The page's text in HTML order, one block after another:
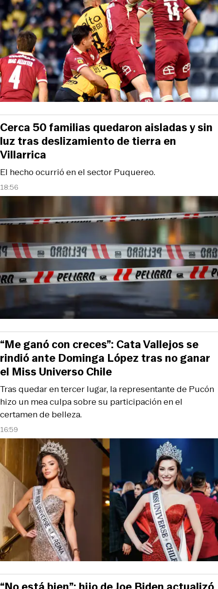
18:56
El hecho ocurrió en el sector Puquereo.
Cerca 50 familias quedaron aisladas y sin
luz tras deslizamiento de tierra en
Villarrica
16:59
Tras quedar en tercer lugar, la representante de Pucón
hizo un mea culpa sobre su participación en el
certamen de belleza.
“Me ganó con creces”: Cata Vallejos se
rindió ante Dominga López tras no ganar
el Miss Universo Chile